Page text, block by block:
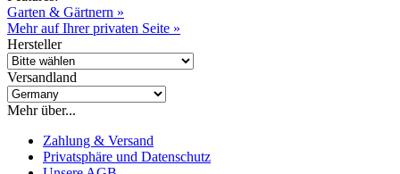
Garten & Gärtnern »
Mehr auf Ihrer privaten Seite »
Hersteller
Versandland
Mehr über...
Zahlung & Versand
Privatsphäre und Datenschutz